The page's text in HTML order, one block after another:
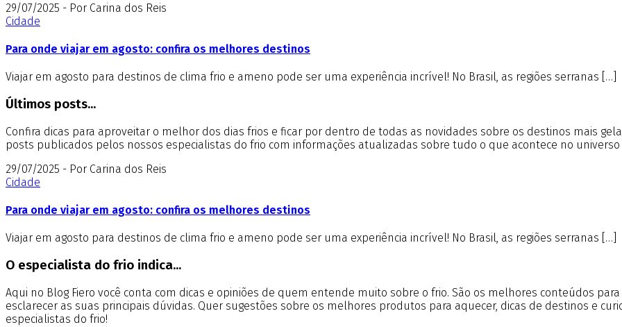
29/07/2025 - Por Carina dos Reis
Cidade
Para onde viajar em agosto: confira os melhores destinos
Viajar em agosto para destinos de clima frio e ameno pode ser uma experiência incrível! No Brasil, as regiões serranas […]
Últimos posts...
Confira dicas para aproveitar o melhor dos dias frios e ficar por dentro de todas as novidades sobre os destinos mais
posts publicados pelos nossos especialistas do frio com informações atualizadas sobre tudo o que acontece no
29/07/2025 - Por Carina dos Reis
Cidade
Para onde viajar em agosto: confira os melhores destinos
Viajar em agosto para destinos de clima frio e ameno pode ser uma experiência incrível! No Brasil, as regiões serranas […]
O especialista do frio indica...
Aqui no Blog Fiero você conta com dicas e opiniões de quem entende muito sobre o frio. São os melhores conteúdos
esclarecer as suas principais dúvidas. Quer sugestões sobre os melhores produtos para aquecer, dicas de destinos e
especialistas do frio!